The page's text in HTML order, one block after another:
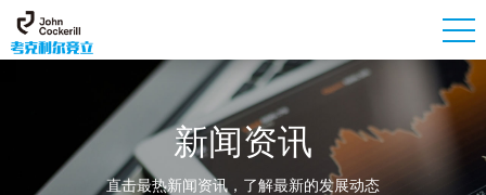
新闻资讯
直击最热新闻资讯，了解最新的发展动态